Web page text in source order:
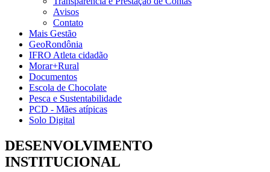
Avisos
Contato
Mais Gestão
GeoRondônia
IFRO Atleta cidadão
Morar+Rural
Documentos
Escola de Chocolate
Pesca e Sustentabilidade
PCD - Mães atípicas
Solo Digital
DESENVOLVIMENTO
INSTITUCIONAL